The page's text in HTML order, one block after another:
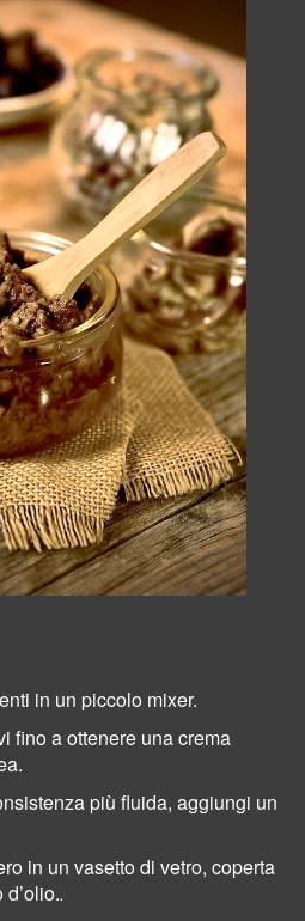
in un piccolo mixer.
fino a ottenere una crema
più fluida, aggiungi un
in un vasetto di vetro, coperta
.